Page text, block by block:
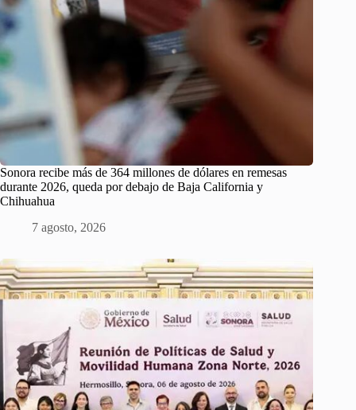
Sonora recibe más de 364 millones de dólares en remesas
durante 2026, queda por debajo de Baja California y
Chihuahua
7 agosto, 2026